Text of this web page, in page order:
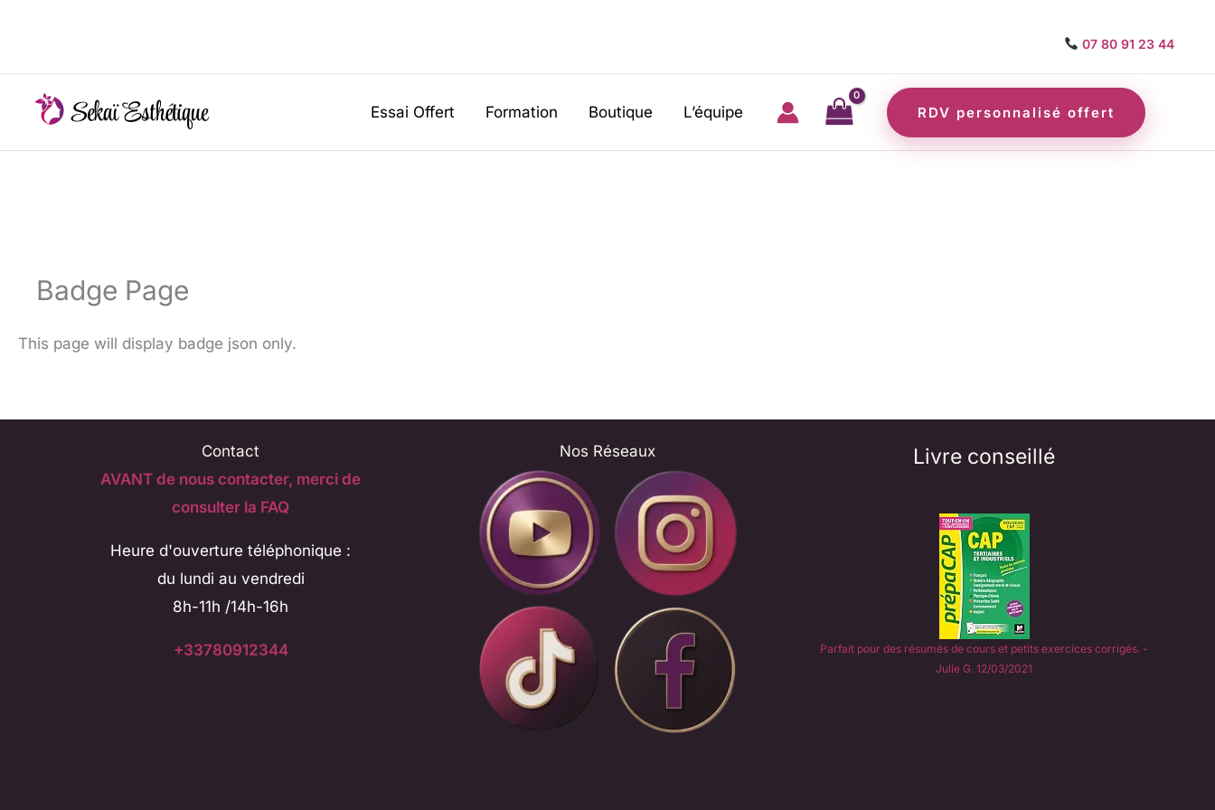
07 80 91 23 44
Essai Offert Formation Boutique L’équipe RDV personnalisé offert
Badge Page
This page will display badge json only.
Contact
AVANT de nous contacter, merci de
consulter la FAQ
Heure d'ouverture téléphonique :
du lundi au vendredi
8h-11h /14h-16h
+33780912344
Nos Réseaux Livre conseillé
Parfait pour des résumés de cours et petits exercices corrigés. -
Julie G. 12/03/2021